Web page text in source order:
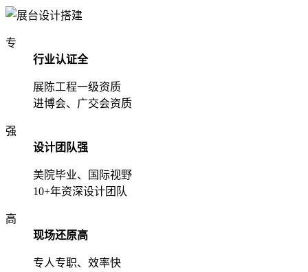
专
行业认证全
展陈工程一级资质
进博会、广交会资质
强
设计团队强
美院毕业、国际视野
10+年资深设计团队
高
现场还原高
专人专职、效率快